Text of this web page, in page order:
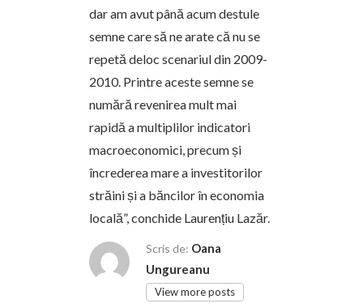
dar am avut până acum destule
semne care să ne arate că nu se
repetă deloc scenariul din 2009-
2010. Printre aceste semne se
numără revenirea mult mai
rapidă a multiplilor indicatori
macroeconomici, precum și
încrederea mare a investitorilor
străini și a băncilor în economia
locală”, conchide Laurențiu Lazăr.
Scris de: Oana
Ungureanu
View more posts